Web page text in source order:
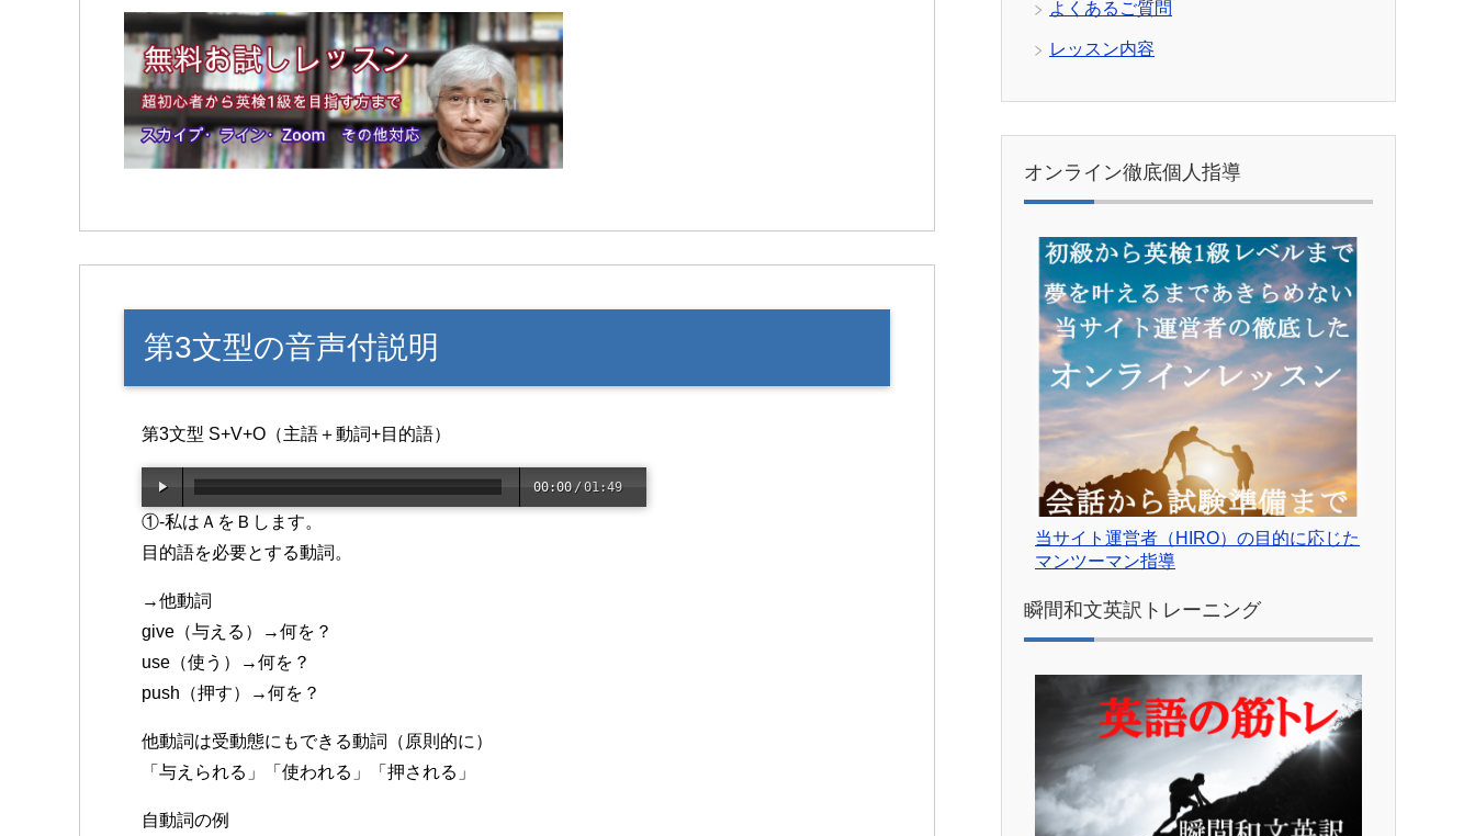
第3文型の音声付説明
第3文型 S+V+O（主語＋動詞+目的語）
00:00 /01:49
①-私はＡをＢします。
目的語を必要とする動詞。
→他動詞
give（与える）→何を？
use（使う）→何を？
push（押す）→何を？
他動詞は受動態にもできる動詞（原則的に）
「与えられる」「使われる」「押される」
自動詞の例
よくあるご質問
レッスン内容
オンライン徹底個人指導
当サイト運営者（HIRO）の目的に応じた
マンツーマン指導
瞬間和文英訳トレーニング